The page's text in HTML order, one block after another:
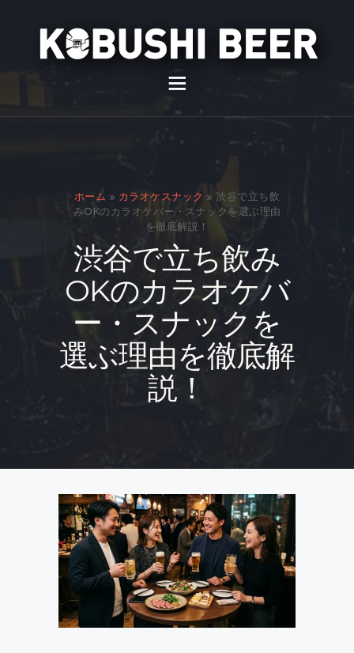
ホーム » カラオケスナック » 渋谷で立ち飲
みOKのカラオケバー・スナックを選ぶ理由
を徹底解説！
渋谷で立ち飲み
OKのカラオケバ
ー・スナックを
選ぶ理由を徹底解
説！
貸切
通販
スタッフ募集
問い合わせ